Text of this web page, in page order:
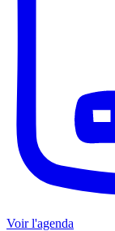
Voir l'agenda